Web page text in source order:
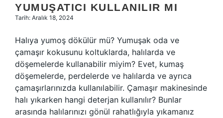
YUMUŞATICI KULLANILIR MI
Tarih: Aralık 18, 2024
Halıya yumoş dökülür mü? Yumuşak oda ve
çamaşır kokusunu koltuklarda, halılarda ve
döşemelerde kullanabilir miyim? Evet, kumaş
döşemelerde, perdelerde ve halılarda ve ayrıca
çamaşırlarınızda kullanılabilir. Çamaşır makinesinde
halı yıkarken hangi deterjan kullanılır? Bunlar
arasında halılarınızı gönül rahatlığıyla yıkamanız